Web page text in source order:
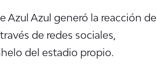
Azul Azul generó la reacción de
de redes sociales,
del estadio propio.